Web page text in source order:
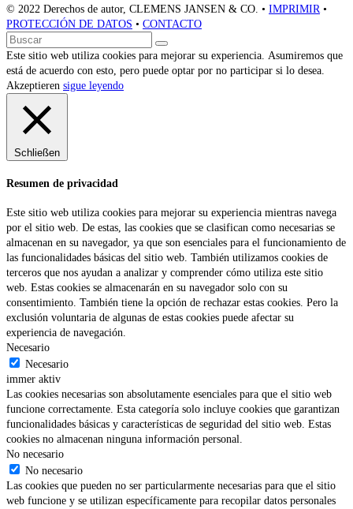
© 2022 Derechos de autor, CLEMENS JANSEN & CO. • IMPRIMIR•
PROTECCIÓN DE DATOS • CONTACTO
Volver
arriba
Buscar
Enviar
Este sitio web utiliza cookies para mejorar su experiencia. Asumiremos que
está de acuerdo con esto, pero puede optar por no participar si lo desea.
Akzeptieren sigue leyendo
Schließen
Resumen de privacidad
Este sitio web utiliza cookies para mejorar su experiencia mientras navega
por el sitio web. De estas, las cookies que se clasifican como necesarias se
almacenan en su navegador, ya que son esenciales para el funcionamiento de
las funcionalidades básicas del sitio web. También utilizamos cookies de
terceros que nos ayudan a analizar y comprender cómo utiliza este sitio
web. Estas cookies se almacenarán en su navegador solo con su
consentimiento. También tiene la opción de rechazar estas cookies. Pero la
exclusión voluntaria de algunas de estas cookies puede afectar su
experiencia de navegación.
Necesario
Necesario
immer aktiv
Las cookies necesarias son absolutamente esenciales para que el sitio web
funcione correctamente. Esta categoría solo incluye cookies que garantizan
funcionalidades básicas y características de seguridad del sitio web. Estas
cookies no almacenan ninguna información personal.
No necesario
No necesario
Las cookies que pueden no ser particularmente necesarias para que el sitio
web funcione y se utilizan específicamente para recopilar datos personales